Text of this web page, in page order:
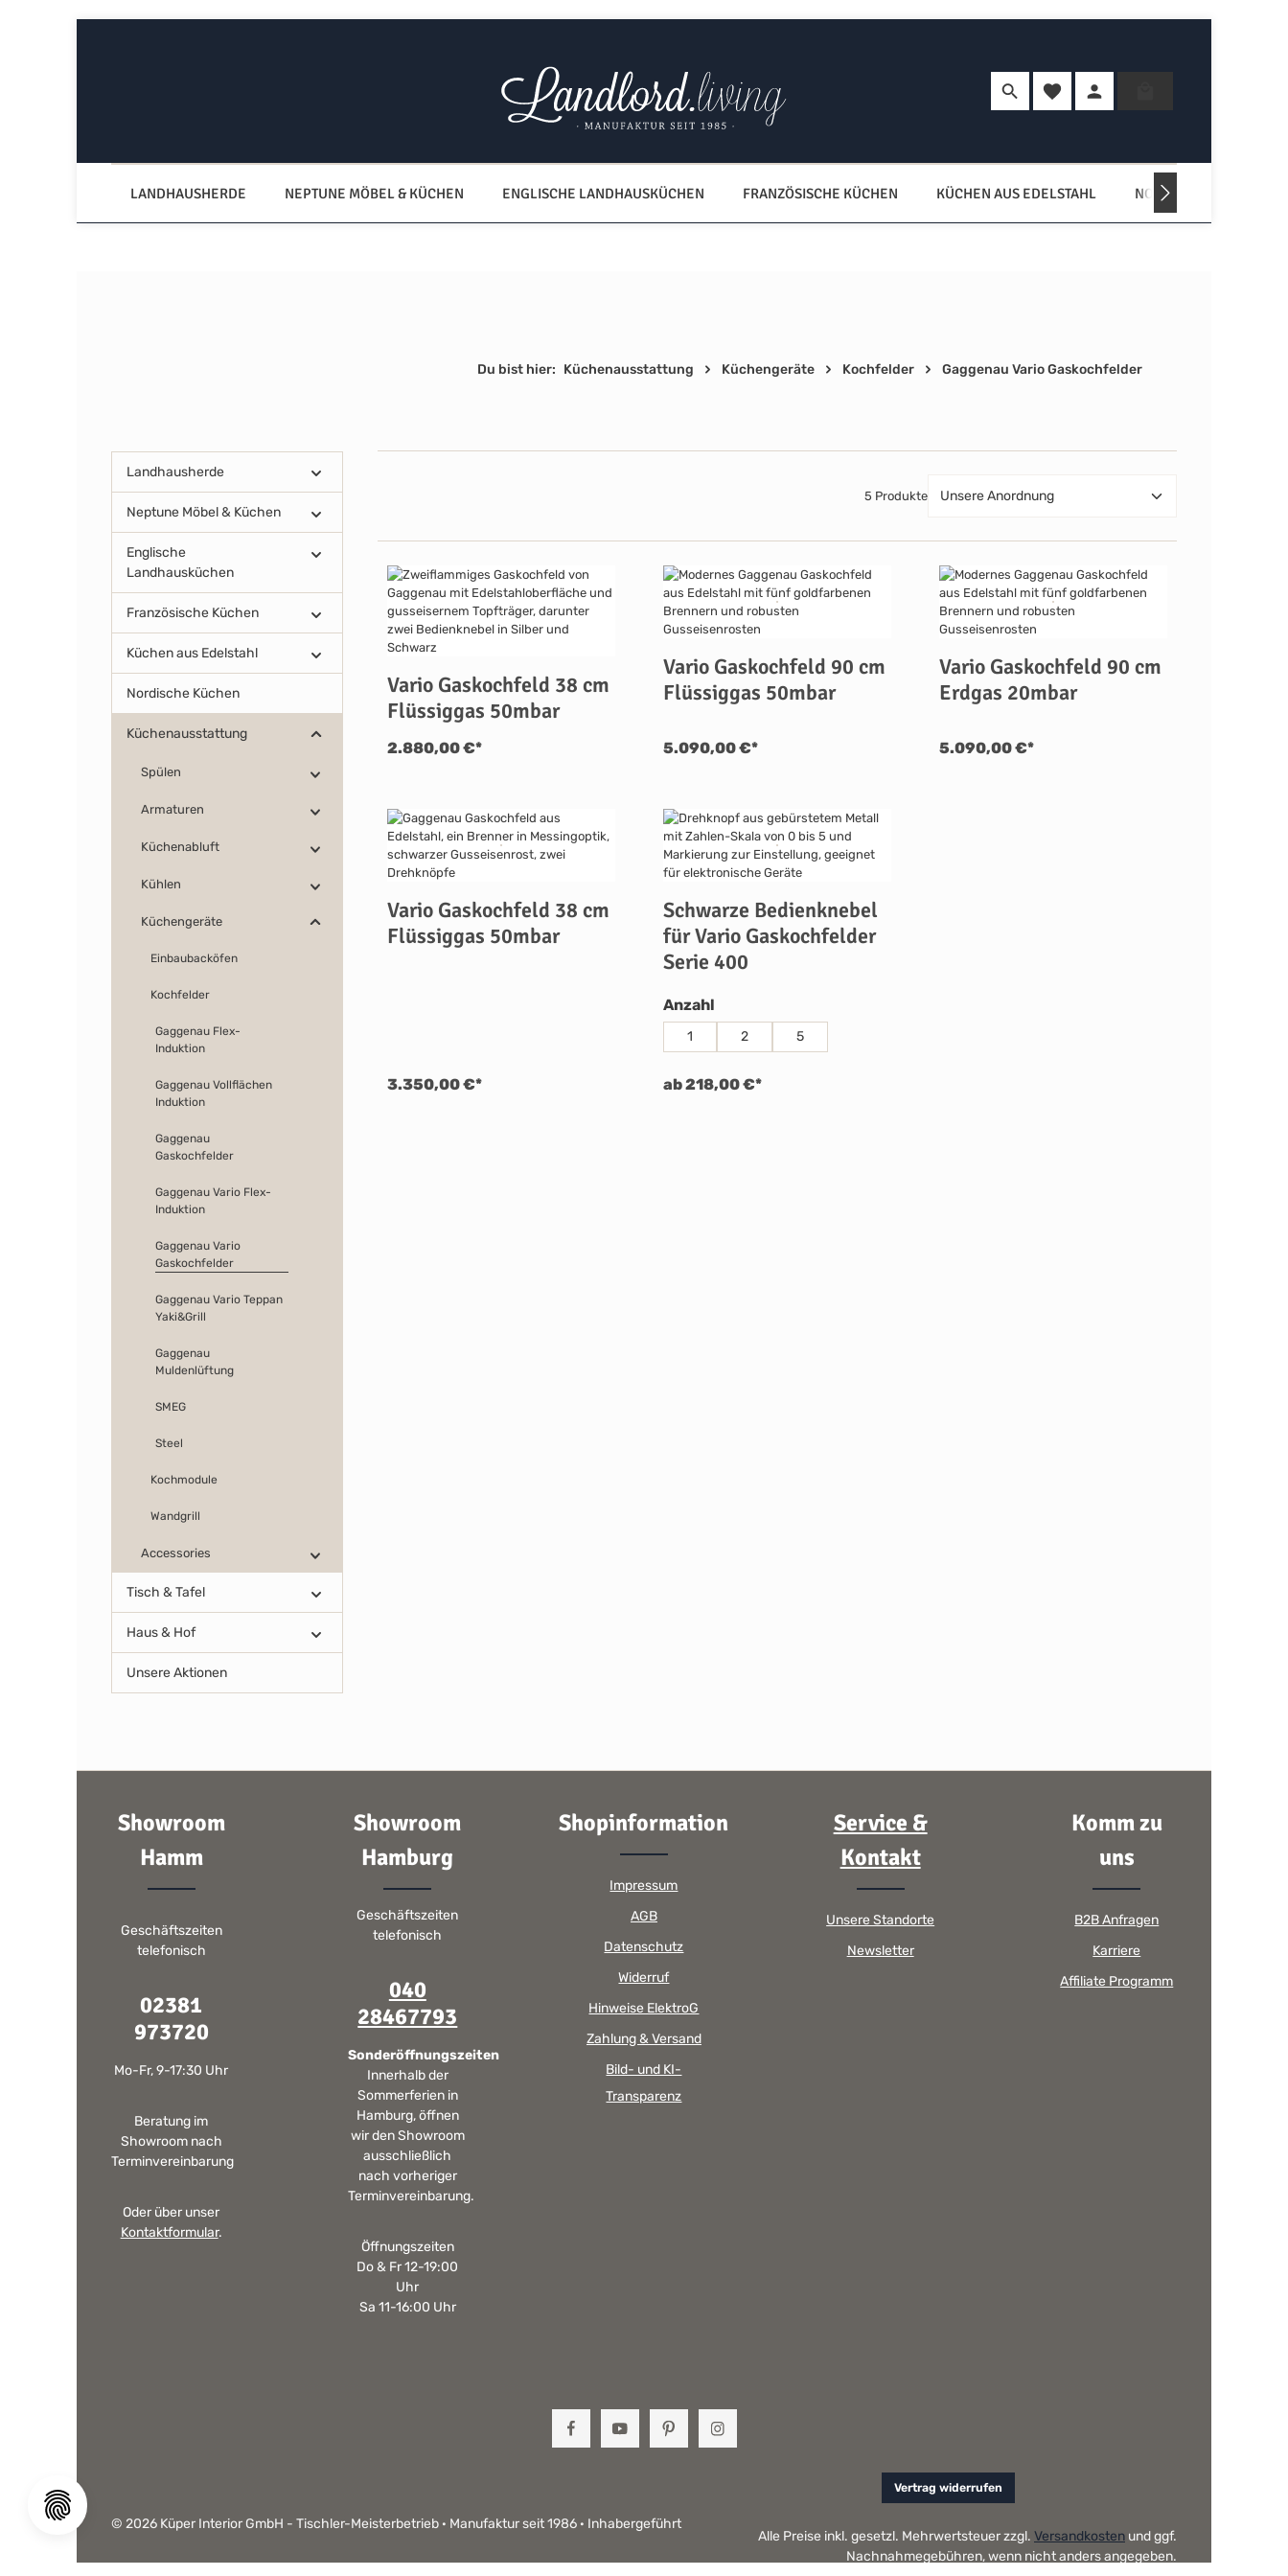
Du hast 0 Produkte auf dem Merkzettel
LANDHAUSHERDE NEPTUNE MÖBEL & KÜCHEN ENGLISCHE LANDHAUSKÜCHEN FRANZÖSISCHE KÜCHEN KÜCHEN AUS EDELSTAHL NORDISCHE KÜCHEN
Du bist hier: Küchenausstattung Küchengeräte Kochfelder Gaggenau Vario Gaskochfelder
Landhausherde
Neptune Möbel & Küchen
Englische
Landhausküchen
Französische Küchen
Küchen aus Edelstahl
Nordische Küchen
Küchenausstattung
Spülen
Armaturen
Küchenabluft
Kühlen
Küchengeräte
Einbaubacköfen
Kochfelder
Gaggenau Flex-
Induktion
Gaggenau Vollflächen
Induktion
Gaggenau
Gaskochfelder
Gaggenau Vario Flex-
Induktion
Gaggenau Vario
Gaskochfelder
Gaggenau Vario Teppan
Yaki&Grill
Gaggenau
Muldenlüftung
SMEG
Steel
Kochmodule
Wandgrill
Accessories
Tisch & Tafel
Haus & Hof
Unsere Aktionen
5 Produkte
Vario Gaskochfeld 38 cm
Flüssiggas 50mbar
2.880,00 €*
Vario Gaskochfeld 90 cm
Flüssiggas 50mbar
5.090,00 €*
Vario Gaskochfeld 90 cm
Erdgas 20mbar
5.090,00 €*
Vario Gaskochfeld 38 cm
Flüssiggas 50mbar
3.350,00 €*
Schwarze Bedienknebel
für Vario Gaskochfelder
Serie 400
Anzahl
1 2 5
ab 218,00 €*
Showroom
Hamm
Geschäftszeiten
telefonisch
02381
973720
Mo-Fr, 9-17:30 Uhr
Beratung im
Showroom nach
Terminvereinbarung
Oder über unser
Kontaktformular.
Showroom
Hamburg
Geschäftszeiten
telefonisch
040
28467793
Sonderöffnungszeiten
Innerhalb der
Sommerferien in
Hamburg, öffnen
wir den Showroom
ausschließlich
nach vorheriger
Terminvereinbarung.
Öffnungszeiten
Do & Fr 12-19:00
Uhr
Sa 11-16:00 Uhr
Shopinformation
Impressum
AGB
Datenschutz
Widerruf
Hinweise ElektroG
Zahlung & Versand
Bild- und KI-
Transparenz
Service &
Kontakt
Unsere Standorte
Newsletter
Komm zu
uns
B2B Anfragen
Karriere
Affiliate Programm
© 2026 Küper Interior GmbH - Tischler-Meisterbetrieb · Manufaktur seit 1986 · Inhabergeführt
Vertrag widerrufen
Alle Preise inkl. gesetzl. Mehrwertsteuer zzgl. Versandkosten und ggf.
Nachnahmegebühren, wenn nicht anders angegeben.